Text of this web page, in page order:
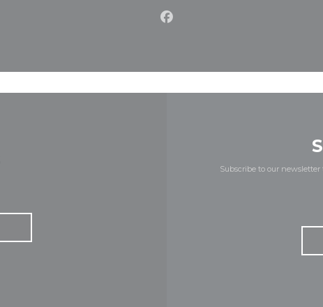
Facebook ((opens in a
Subscribe to our